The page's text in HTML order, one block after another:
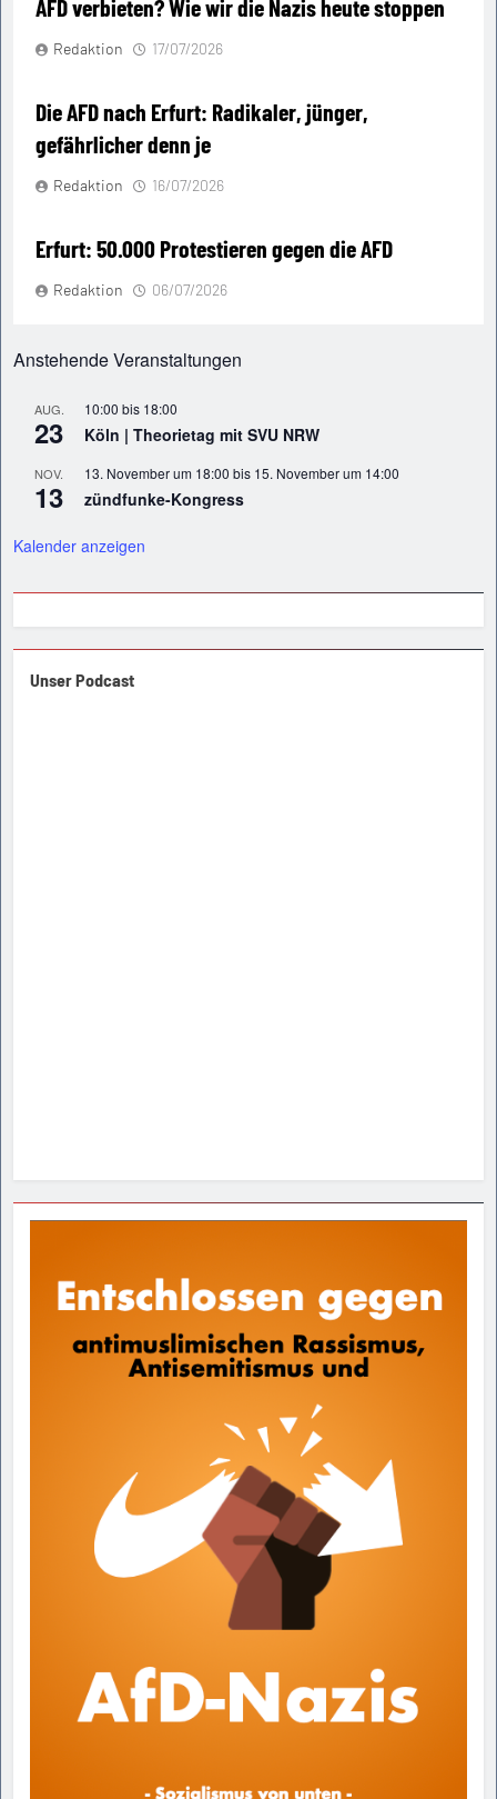
AFD verbieten? Wie wir die Nazis heute stoppen
Redaktion 17/07/2026
Die AFD nach Erfurt: Radikaler, jünger,
gefährlicher denn je
Redaktion 16/07/2026
Erfurt: 50.000 Protestieren gegen die AFD
Redaktion 06/07/2026
Anstehende Veranstaltungen
AUG.
23
10:00 bis 18:00
Köln | Theorietag mit SVU NRW
NOV.
13
13. November um 18:00 bis 15. November um 14:00
zündfunke-Kongress
Kalender anzeigen
Unser Podcast